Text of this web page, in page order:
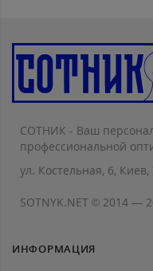
СОТНИК - Ваш
профессиональной
ул. Костельная, 6,
SOTNYK.NET © 2014 —
ИНФОРМАЦИЯ